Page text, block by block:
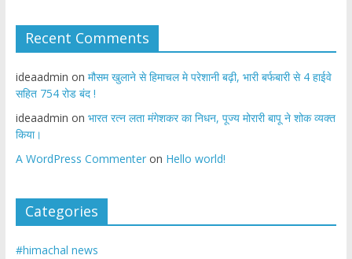
Recent Comments
ideaadmin on मौसम खुलाने से हिमाचल मे परेशानी बढ़ी, भारी बर्फबारी से 4 हाईवे
सहित 754 रोड बंद !
ideaadmin on भारत रत्न लता मंगेशकर का निधन, पूज्य मोरारी बापू ने शोक व्यक्त
किया।
A WordPress Commenteron Hello world!
Categories
#himachal news